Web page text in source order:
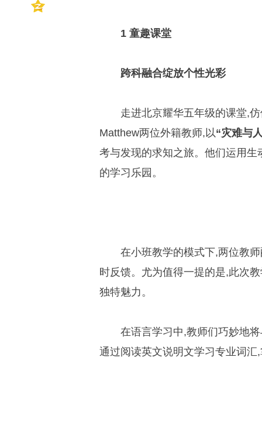
1 童趣课堂
跨科融合绽放个性光彩
走进北京耀华五年级的课堂,
Matthew两位外籍教师,以“灾难与
考与发现的求知之旅。他们运用
的学习乐园。
在小班教学的模式下,两位教
时反馈。尤为值得一提的是,此次
独特魅力。
在语言学习中,教师们巧妙地
通过阅读英文说明文学习专业词